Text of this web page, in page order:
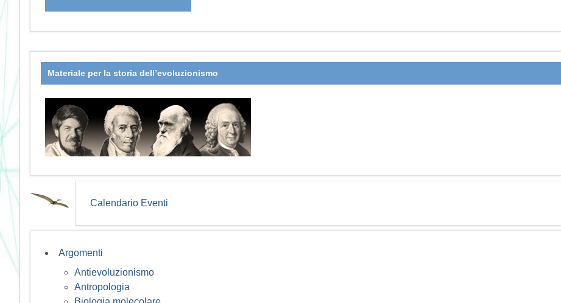
Materiale per la storia dell’evoluzionismo
Calendario Eventi
Argomenti
Antievoluzionismo
Antropologia